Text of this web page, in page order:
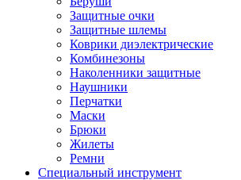
Защитные очки
Защитные шлемы
Коврики диэлектрические
Комбинезоны
Наколенники защитные
Наушники
Перчатки
Маски
Брюки
Жилеты
Ремни
Специальный инструмент